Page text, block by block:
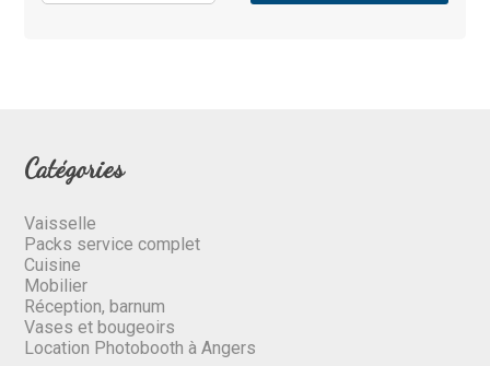
Catégories
Vaisselle
Packs service complet
Cuisine
Mobilier
Réception, barnum
Vases et bougeoirs
Location Photobooth à Angers